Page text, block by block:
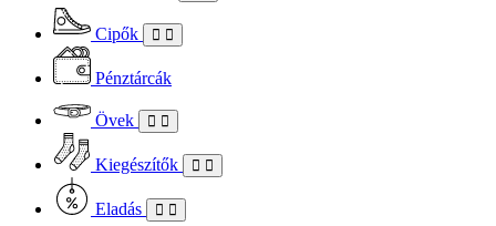
Cipők
Pénztárcák
Övek
Kiegészítők
Eladás